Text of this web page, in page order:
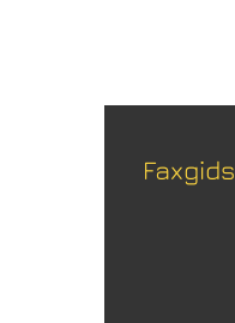
Faxgids